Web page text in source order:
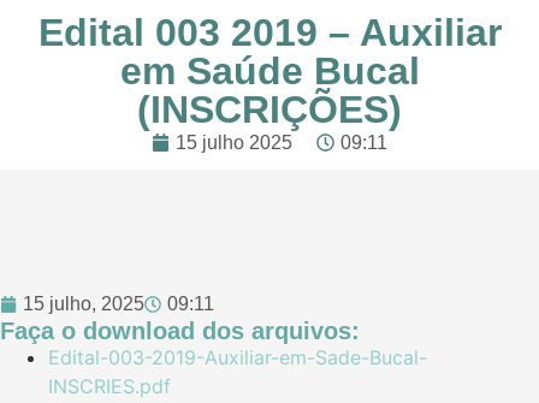
Edital 003 2019 – Auxiliar
em Saúde Bucal
(INSCRIÇÕES)
15 julho 2025 09:11
15 julho, 2025 09:11
Faça o download dos arquivos:
Edital-003-2019-Auxiliar-em-Sade-Bucal-
INSCRIES.pdf